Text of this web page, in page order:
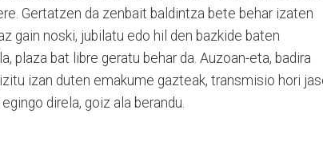
Gertatzen da zenbait baldintza bete behar izaten
gain noski, jubilatu edo hil den bazkide baten
plaza bat libre geratu behar da. Auzoan-eta, badira
izan duten emakume gazteak, transmisio hori
direla, goiz ala berandu.